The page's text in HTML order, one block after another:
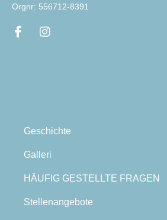
Orgnr: 556712-8391
Geschichte
Galleri
HÄUFIG GESTELLTE FRAGEN
Stellenangebote